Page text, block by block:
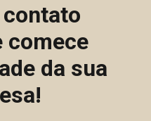
comece
da sua